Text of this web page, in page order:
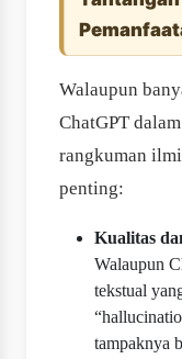
Walaupun
ChatGPT
rangkuman
penting:
Kualitas
Walaupun
tekstual
tampaknya